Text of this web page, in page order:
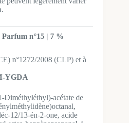
n°15 | 7 %
n°1272/2008 (CLP) et à
YGDA
Diméthyléthyl)-acétate de
12/13-én-2-one, acide